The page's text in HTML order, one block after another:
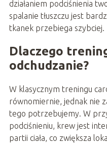
działaniem podciśnienia
spalanie tłuszczu jest
tkanek przebiega szybciej.
Dlaczego
odchudzanie?
W klasycznym treningu
równomiernie, jednak nie
tego potrzebujemy. W
podciśnieniu, krew jest
partii ciała, co zwiększa